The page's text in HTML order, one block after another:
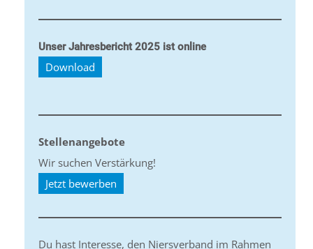
Unser Jahresbericht 2025 ist online
Download
Stellenangebote
Wir suchen Verstärkung!
Jetzt bewerben
Du hast Interesse, den Niersverband im Rahmen